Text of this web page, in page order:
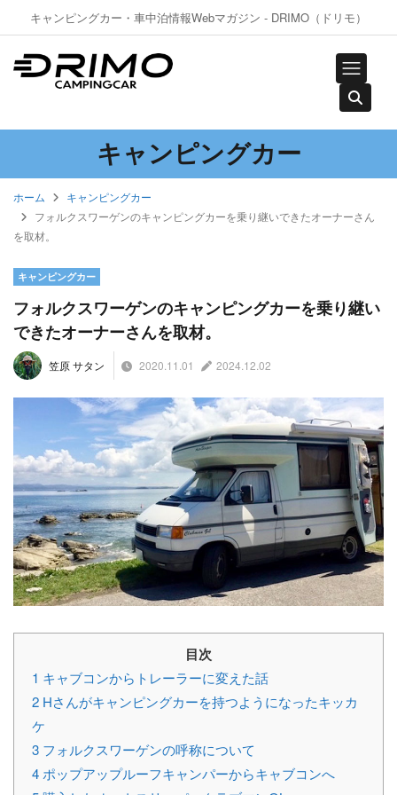
キャンピングカー・車中泊情報Webマガジン - DRIMO（ドリモ）
キャンピングカー
ホーム
キャンピングカー
フォルクスワーゲンのキャンピングカーを乗り継いできたオーナーさん
を取材。
キャンピングカー
フォルクスワーゲンのキャンピングカーを乗り継い
できたオーナーさんを取材。
笠原 サタン 2020.11.01 2024.12.02
目次
1 キャブコンからトレーラーに変えた話
2 Hさんがキャンピングカーを持つようになったキッカ
ケ
3 フォルクスワーゲンの呼称について
4 ポップアップルーフキャンパーからキャブコンへ